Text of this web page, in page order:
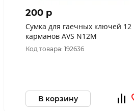
200 p
Сумка для гаечных ключей 12
карманов AVS N12M
Код товара: 192636
В корзину